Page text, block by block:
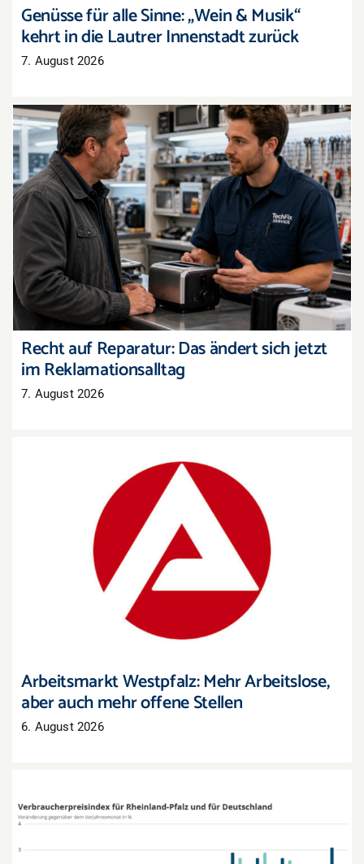
Genüsse für alle Sinne: „Wein & Musik“
kehrt in die Lautrer Innenstadt zurück
7. August 2026
Recht auf Reparatur: Das ändert sich jetzt im
Reklamationsalltag
Recht auf Reparatur: Das ändert sich jetzt
im Reklamationsalltag
7. August 2026
Arbeitsmarkt Westpfalz: Mehr Arbeitslose, aber
auch mehr offene Stellen
Arbeitsmarkt Westpfalz: Mehr Arbeitslose,
aber auch mehr offene Stellen
6. August 2026